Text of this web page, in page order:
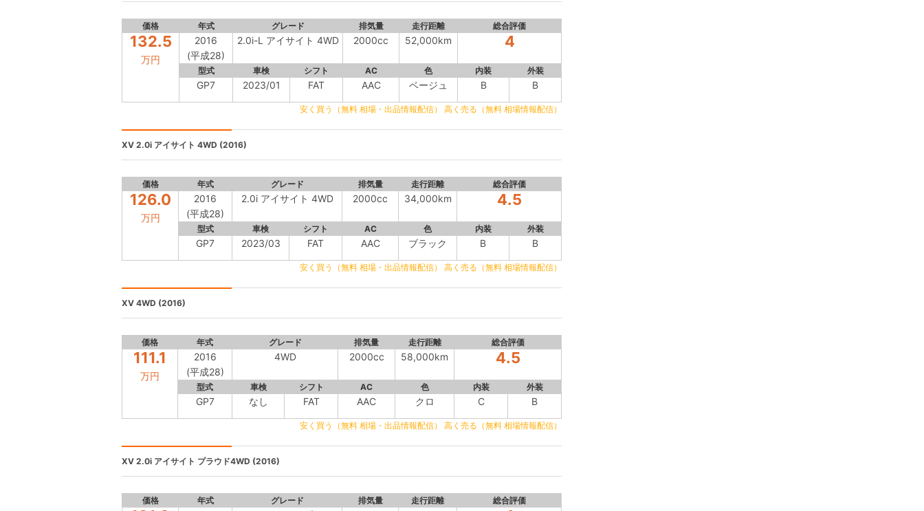
価格 年式 グレード 排気量 走行距離 総合評価
132.5
万円
2016
(平成28)
2.0i-L アイサイト 4WD 2000cc 52,000km 4
型式 車検 シフト AC 色 内装 外装
GP7 2023/01 FAT AAC ベージュ B B
安く買う（無料 相場・出品情報配信） 高く売る（無料 相場情報配信）
XV 2.0i アイサイト 4WD (2016)
価格 年式 グレード 排気量 走行距離 総合評価
126.0
万円
2016
(平成28)
2.0i アイサイト 4WD 2000cc 34,000km 4.5
型式 車検 シフト AC 色 内装 外装
GP7 2023/03 FAT AAC ブラック B B
安く買う（無料 相場・出品情報配信） 高く売る（無料 相場情報配信）
XV 4WD (2016)
価格 年式 グレード 排気量 走行距離 総合評価
111.1
万円
2016
(平成28)
4WD 2000cc 58,000km 4.5
型式 車検 シフト AC 色 内装 外装
GP7 なし FAT AAC クロ C B
安く買う（無料 相場・出品情報配信） 高く売る（無料 相場情報配信）
XV 2.0i アイサイト プラウド4WD (2016)
価格 年式 グレード 排気量 走行距離 総合評価